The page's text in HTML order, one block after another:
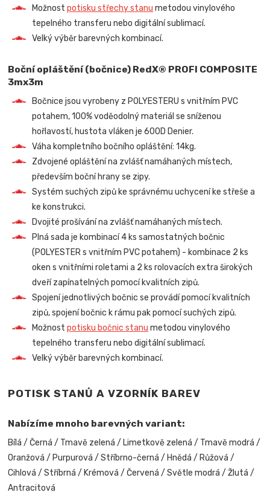
Možnostpotisku střechy stanu metodou vinylového
tepelného transferu nebo digitální sublimací.
Velký výběr barevných kombinací.
Boční opláštění (bočnice) RedX® PROFI COMPOSITE
3mx3m
Bočnice jsou vyrobeny z POLYESTERU s vnitřním PVC
potahem, 100% voděodolný materiál se sníženou
hořlavostí, hustota vláken je 600D Denier.
Váha kompletního bočního opláštění: 14kg.
Zdvojené opláštění na zvlášť namáhaných místech,
především boční hrany se zipy.
Systém suchých zipů ke správnému uchycení ke střeše a
ke konstrukci.
Dvojité prošívání na zvlášť namáhaných místech.
Plná sada je kombinací 4 ks samostatných bočnic
(POLYESTER s vnitřním PVC potahem) - kombinace 2 ks
oken s vnitřními roletami a 2 ks rolovacích extra širokých
dveří zapínatelných pomocí kvalitních zipů.
Spojení jednotlivých bočnic se provádí pomocí kvalitních
zipů, spojení bočnic k rámu pak pomocí suchých zipů.
Možnostpotisku bočnic stanu metodou vinylového
tepelného transferu nebo digitální sublimací.
Velký výběr barevných kombinací.
POTISK STANŮ A VZORNÍK BAREV
Nabízíme mnoho barevných variant:
Bílá / Černá / Tmavě zelená / Limetkově zelená / Tmavě modrá /
Oranžová / Purpurová / Stříbrno-černá / Hnědá / Růžová /
Cihlová / Stříbrná / Krémová / Červená / Světle modrá / Žlutá /
Antracitová